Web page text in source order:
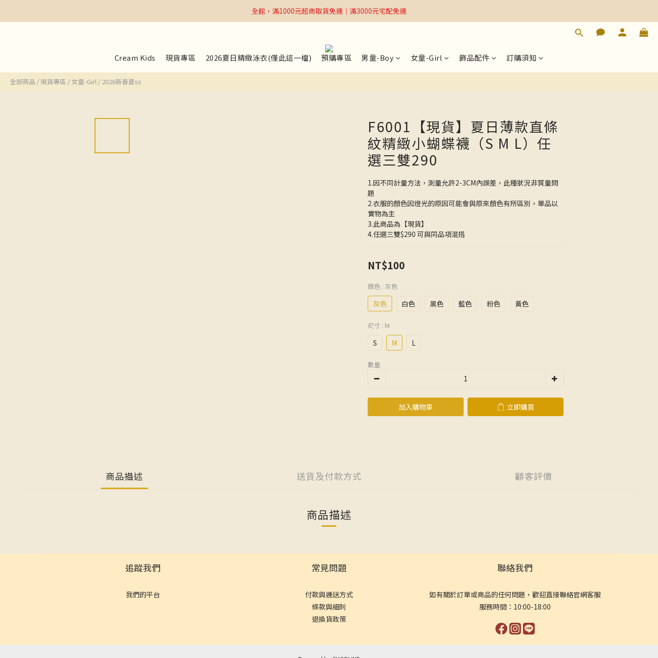
全館，滿1000元超商取貨免運｜滿3000元宅配免運
全館，滿1000元超商取貨免運｜滿3000元宅配免運
全館，滿1000元超商取貨免運｜滿3000元宅配免運
Cream Kids 現貨專區 2026夏日精緻泳衣(僅此這一檔) 預購專區 男童-Boy 女童-Girl 飾品配件 訂購須知
全部商品 /現貨專區 / 女童-Girl / 2026新春夏ss
F6001【現貨】夏日薄款直條
紋精緻小蝴蝶襪（S M L）任
選三雙290
1.因不同計量方法，測量允許2-3CM內誤差，此種狀況非質量問
題
2.衣服的顏色因燈光的原因可能會與原來顏色有所區別，單品以
實物為主
3.此商品為【現貨】
4.任選三雙$290 可與同品項混搭
NT$100
顏色 : 灰色
灰色 白色 黑色 藍色 粉色 黃色
尺寸 : M
S M L
數量
加入購物車 立即購買
商品描述 送貨及付款方式 顧客評價
商品描述
立即購買
追蹤我們
我們的平台
常見問題
付款與運送方式
條款與細則
退換貨政策
聯絡我們
如有關於訂單或商品的任何問題，歡迎直接聯絡官網客服
服務時間：10:00-18:00